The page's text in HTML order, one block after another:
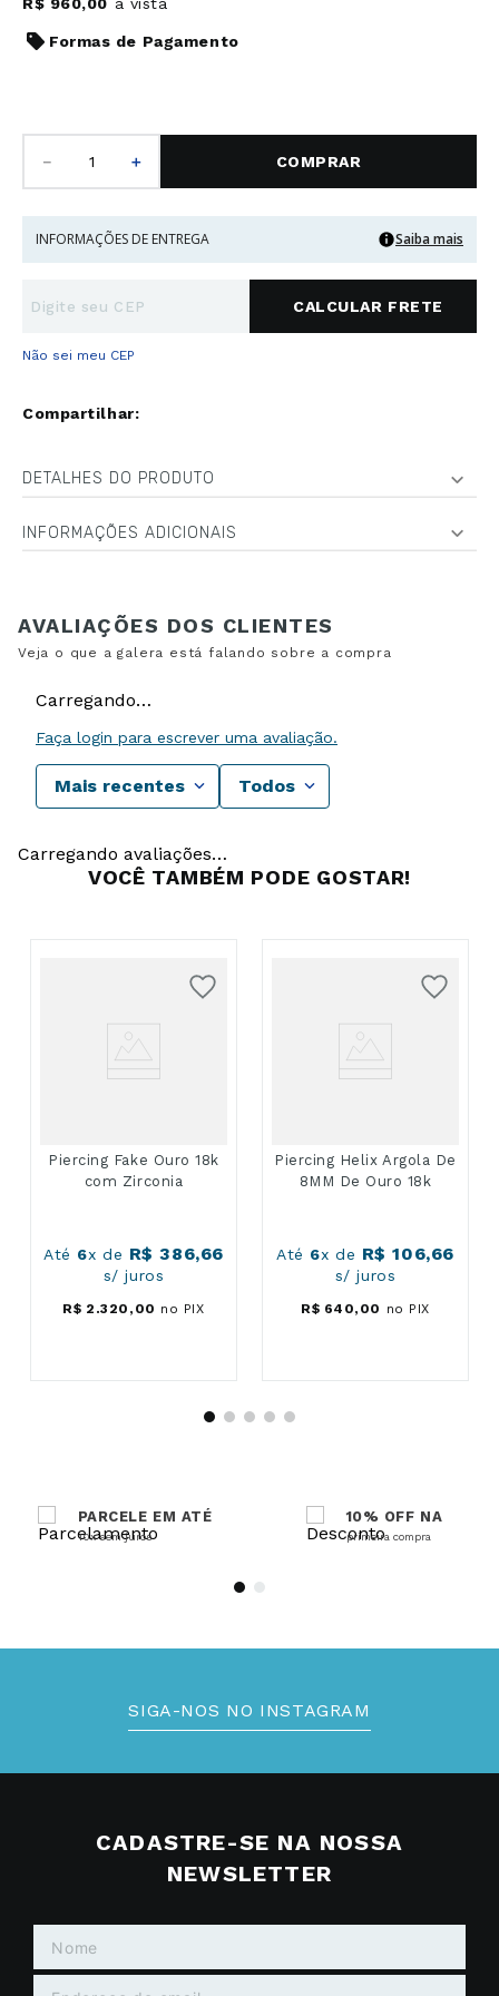
Formas de Pagamento
＋
－ COMPRAR
INFORMAÇÕES DE ENTREGA Saiba mais
Não sei meu CEP
DETALHES DO PRODUTO
INFORMAÇÕES ADICIONAIS
Carregando…
Faça login para escrever uma avaliação.
Mais recentes Todos
Carregando avaliações…
VOCÊ TAMBÉM PODE GOSTAR!
Piercing Fake Ouro 18k
com Zirconia
Até 6x de R$ 386,66
s/ juros
R$ 2 .320 , 00 no PIX
Piercing Helix Argola De
8MM De Ouro 18k
Até 6x de R$ 106,66
s/ juros
R$ 640, 00 no PIX
PARCELE EM ATÉ
10x sem juros
10% OFF NA
primeira compra
SIGA-NOS NO INSTAGRAM
CADASTRE-SE NA NOSSA
NEWSLETTER